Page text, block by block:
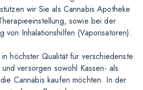
wir Sie als Cannabis Apotheke
sowie bei der
von Inhalationshilfen (Vaporisatoren).
höchster Qualität für verschiedenste
versorgen sowohl Kassen- als
Cannabis kaufen möchten. In der